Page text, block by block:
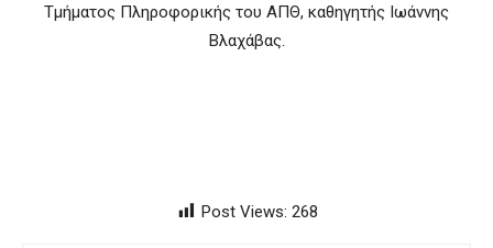
Τμήματος Πληροφορικής του ΑΠΘ, καθηγητής Ιωάννης
Βλαχάβας.
Post Views: 268